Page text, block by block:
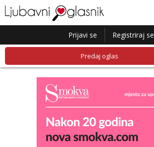
Prijavi se Registriraj se
Predaj oglas